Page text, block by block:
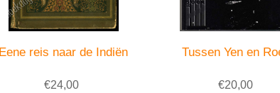
Eene reis naar de Indiën
€24,00
Tussen Yen en
€20,00